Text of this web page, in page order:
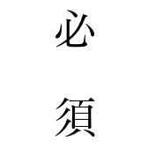
​必
須​